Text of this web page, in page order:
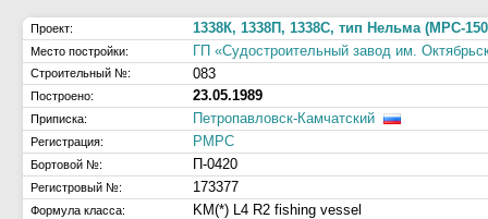
Проект: 1338К, 1338П, 1338С, тип Нельма (МРС-
Место постройки: ГП «Судостроительный завод им.
Строительный №: 083
Построено: 23.05.1989
Приписка: Петропавловск-Камчатский
Регистрация: РМРС
Бортовой №: П-0420
Регистровый №: 173377
Формула класса: KM(*) L4 R2 fishing vessel